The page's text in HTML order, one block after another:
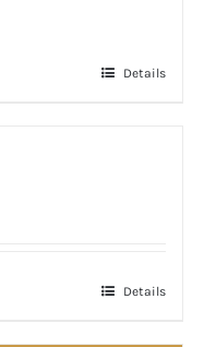
Details
Details